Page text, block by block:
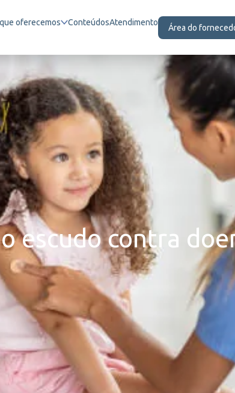
oferecemos ConteúdosAtendimento
Área do
escudo contra